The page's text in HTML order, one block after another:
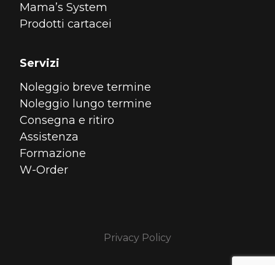
Mama’s System
Prodotti cartacei
Servizi
Noleggio breve termine
Noleggio lungo termine
Consegna e ritiro
Assistenza
Formazione
W-Order
Privacy Policy